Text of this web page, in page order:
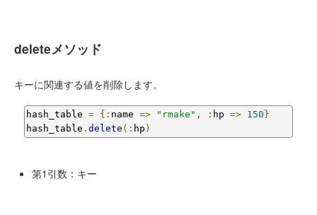
deleteメソッド
キーに関連する値を削除します。
hash_table = {: name => "rmake" , : hp => 150 }
hash_table . delete (: hp )
第1引数：キー